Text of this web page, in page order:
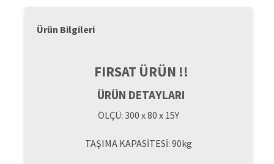
Ürün Bilgileri
FIRSAT ÜRÜN !!
ÜRÜN DETAYLARI
ÖLÇÜ: 300 x 80 x 15Y
TAŞIMA KAPASİTESİ: 90kg